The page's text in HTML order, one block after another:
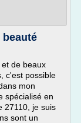
de beaux
c'est possible
mon
spécialisé en
27110, je suis
sont un